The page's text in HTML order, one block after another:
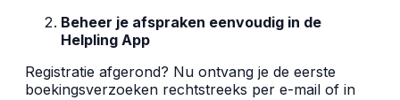
Beheer je afspraken eenvoudig in de
Helpling App
Registratie afgerond? Nu ontvang je de eerste
boekingsverzoeken rechtstreeks per e-mail of in